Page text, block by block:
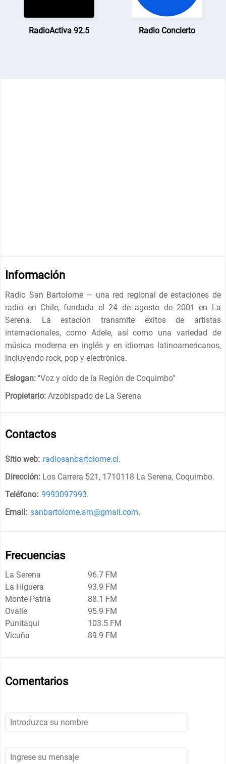
RadioActiva 92.5 Radio Concierto
Información
Radio San Bartolome — una red regional de estaciones de
radio en Chile, fundada el 24 de agosto de 2001 en La
Serena. La estación transmite éxitos de artistas
internacionales, como Adele, así como una variedad de
música moderna en inglés y en idiomas latinoamericanos,
incluyendo rock, pop y electrónica.
Eslogan: "Voz y oído de la Región de Coquimbo"
Propietario: Arzobispado de La Serena
Contactos
Sitio web: radiosanbartolome.cl.
Dirección: Los Carrera 521, 1710118 La Serena, Coquimbo.
Teléfono: 9993097993.
Email: sanbartolome.am@gmail.com.
Frecuencias
La Serena
96.7 FM
La Higuera
93.9 FM
Monte Patria
88.1 FM
Ovalle
95.9 FM
Punitaqui
103.5 FM
Vicuña
89.9 FM
Comentarios